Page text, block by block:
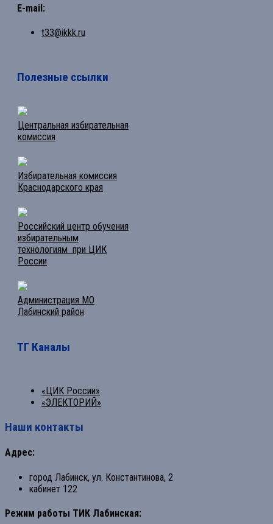
E-mail:
t33@ikkk.ru
Полезные ссылки
Центральная избирательная
комиссия
Избирательная комиссия
Краснодарского края
Российский центр обучения
избирательным
технологиям при ЦИК
России
Администрация МО
Лабинский район
ТГ Каналы
«ЦИК России»
«ЭЛЕКТОРИЙ»
Наши контакты
Адрес:
город Лабинск, ул. Константинова, 2
кабинет 122
Режим работы ТИК Лабинская: